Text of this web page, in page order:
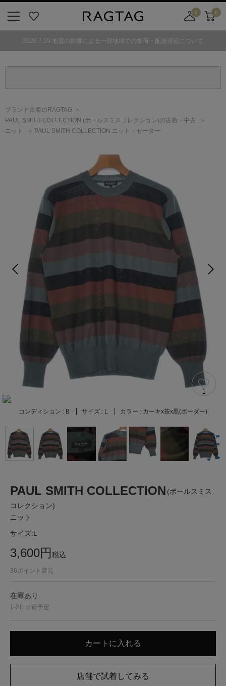
気
0
舗
カ
0
2026.7.29 地震の影響による一部地域での集荷・配送遅延について
ブランド古着のRAGTAG
PAUL SMITH COLLECTION (ポールスミスコレクション)の古着・中古
ニット
PAUL SMITH COLLECTION ニット・セーター
1
コンディション : B サイズ : L カラー : カーキx茶x黒(ボーダー)
PAUL SMITH COLLECTION (ポールスミス
コレクション)
ニット
サイズ:L
3,600円税込
36ポイント還元
在庫あり
1-2日出荷予定